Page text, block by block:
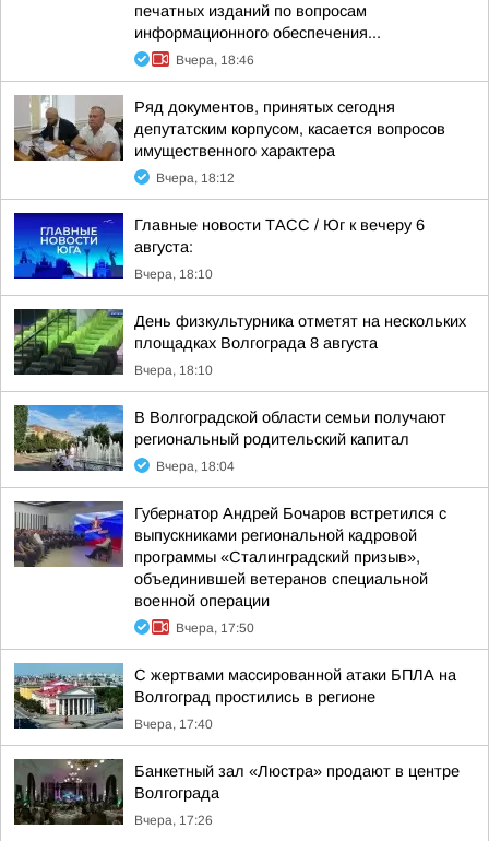
печатных изданий по вопросам
информационного обеспечения...
Вчера, 18:46
Ряд документов, принятых сегодня
депутатским корпусом, касается вопросов
имущественного характера
Вчера, 18:12
Главные новости ТАСС / Юг к вечеру 6
августа:
Вчера, 18:10
День физкультурника отметят на нескольких
площадках Волгограда 8 августа
Вчера, 18:10
В Волгоградской области семьи получают
региональный родительский капитал
Вчера, 18:04
Губернатор Андрей Бочаров встретился с
выпускниками региональной кадровой
программы «Сталинградский призыв»,
объединившей ветеранов специальной
военной операции
Вчера, 17:50
С жертвами массированной атаки БПЛА на
Волгоград простились в регионе
Вчера, 17:40
Банкетный зал «Люстра» продают в центре
Волгограда
Вчера, 17:26